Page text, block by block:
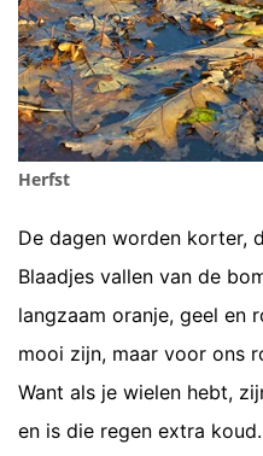
Herfst
De dagen worden korter,
Blaadjes vallen van de
langzaam oranje, geel en
mooi zijn, maar voor ons
Want als je wielen hebt,
en is die regen extra